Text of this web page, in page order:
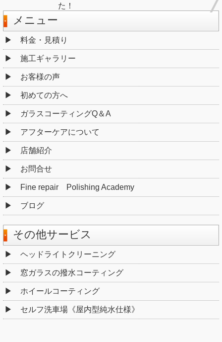
た！
メニュー
料金・見積り
施工ギャラリー
お客様の声
初めての方へ
ガラスコーティングQ＆A
アフターケアについて
店舗紹介
お問合せ
Fine repair Polishing Academy
ブログ
その他サービス
ヘッドライトクリーニング
窓ガラスの撥水コーティング
ホイールコーティング
セルフ洗車場《屋内型純水仕様》